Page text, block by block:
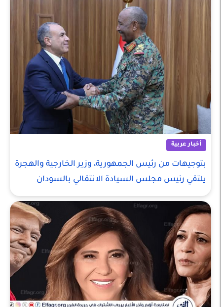
أخبار عربية
بتوجيهات من رئيس الجمهورية، وزير الخارجية والهجرة
يلتقي رئيس مجلس السيادة الانتقالي بالسودان